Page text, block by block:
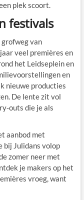
plek scoort.
festivals
van
veel premières en
het Leidseplein en
en
nieuwe producties
De lente zit vol
outs die je als
aanbod met
bij Julidans volop
zomer neer met
je makers op het
vroeg, want